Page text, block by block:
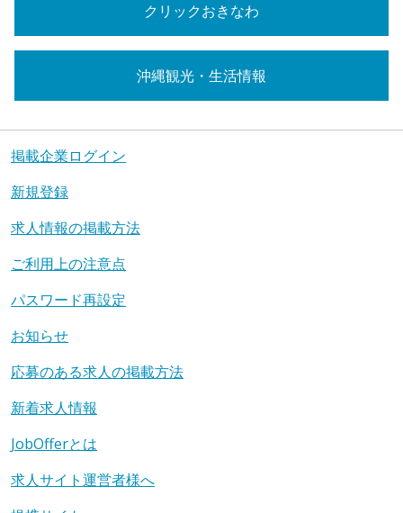
クリックおきなわ
沖縄観光・生活情報
掲載企業ログイン
新規登録
求人情報の掲載方法
ご利用上の注意点
パスワード再設定
お知らせ
応募のある求人の掲載方法
新着求人情報
JobOfferとは
求人サイト運営者様へ